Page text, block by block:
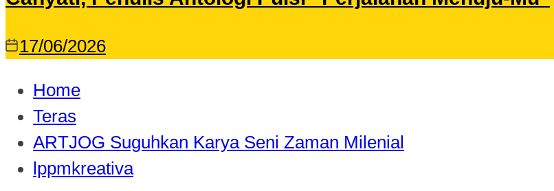
17/06/2026
Home
Teras
ARTJOG Suguhkan Karya Seni Zaman Milenial
lppmkreativa